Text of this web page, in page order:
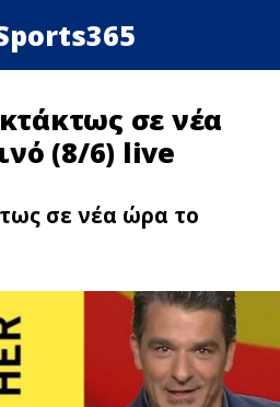
σε νέα
(8/6) live
σε νέα ώρα το